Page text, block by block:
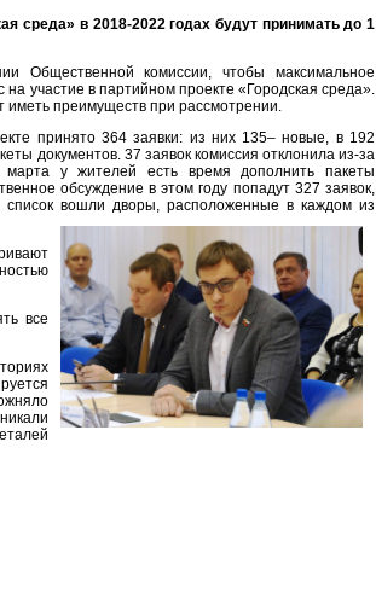
среда» в 2018-2022 годах будут принимать до 1
Общественной комиссии, чтобы максимальное
на участие в партийном проекте «Городская среда».
иметь преимуществ при рассмотрении.
принято 364 заявки: из них 135– новые, в 192
документов. 37 заявок комиссия отклонила из-за
у жителей есть время дополнить пакеты
обсуждение в этом году попадут 327 заявок,
вошли дворы, расположенные в каждом из
все